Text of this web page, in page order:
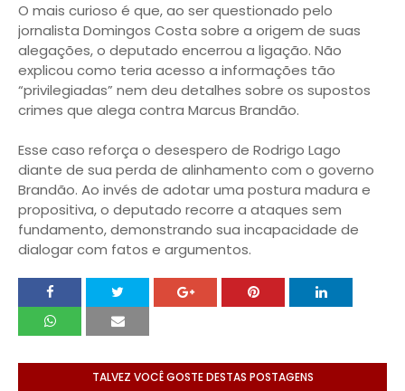
O mais curioso é que, ao ser questionado pelo
jornalista Domingos Costa sobre a origem de suas
alegações, o deputado encerrou a ligação. Não
explicou como teria acesso a informações tão
“privilegiadas” nem deu detalhes sobre os supostos
crimes que alega contra Marcus Brandão.
Esse caso reforça o desespero de Rodrigo Lago
diante de sua perda de alinhamento com o governo
Brandão. Ao invés de adotar uma postura madura e
propositiva, o deputado recorre a ataques sem
fundamento, demonstrando sua incapacidade de
dialogar com fatos e argumentos.
TALVEZ VOCÊ GOSTE DESTAS POSTAGENS